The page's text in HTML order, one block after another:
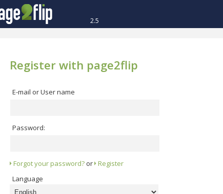
2.5
Register with page2flip
E-mail or User name
Password:
Forgot your password? or Register
Language